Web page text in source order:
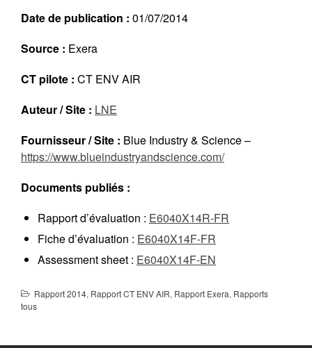
Date de publication : 01/07/2014
Source : Exera
CT pilote : CT ENV AIR
Auteur / Site : LNE
Fournisseur / Site : Blue Industry & Science –
https://www.blueindustryandscience.com/
Documents publiés :
Rapport d’évaluation : E6040X14R-FR
Fiche d’évaluation : E6040X14F-FR
Assessment sheet : E6040X14F-EN
Rapport 2014, Rapport CT ENV AIR, Rapport Exera, Rapports
tous